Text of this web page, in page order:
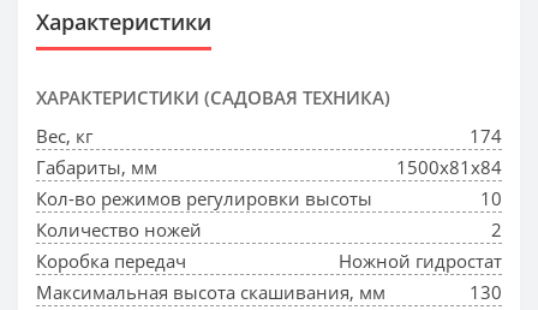
Характеристики
ХАРАКТЕРИСТИКИ (САДОВАЯ ТЕХНИКА)
Вес, кг
174
Габариты, мм
1500х81х84
Кол-во режимов регулировки высоты
10
Количество ножей
2
Коробка передач
Ножной гидростат
Максимальная высота скашивания, мм
130